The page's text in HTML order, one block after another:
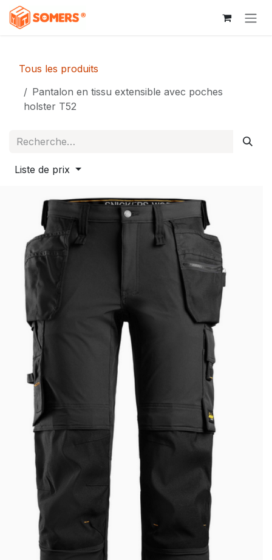
Se rendre au contenu
Tous les produits
Pantalon en tissu extensible avec poches
holster T52
Liste de prix